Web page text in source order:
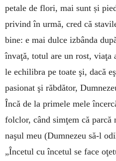
petale de flori, mai sunt și
privind în urmă, cred că
bine: e mai dulce izbânda
învaţă, totul are un rost, viaţa
le echilibra pe toate şi, dacă
pasionat şi răbdător,
Încă de la primele mele
folclor, când simţem că parcă
naşul meu (Dumnezeu să-l
„Încetul cu încetul se face